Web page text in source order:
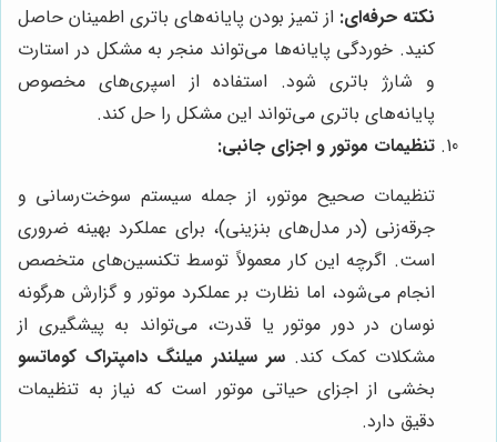
نکته حرفه‌ای: از تمیز بودن پایانه‌های باتری اطمینان حاصل
کنید. خوردگی پایانه‌ها می‌تواند منجر به مشکل در استارت
و شارژ باتری شود. استفاده از اسپری‌های مخصوص
پایانه‌های باتری می‌تواند این مشکل را حل کند.
تنظیمات موتور و اجزای جانبی:
تنظیمات صحیح موتور، از جمله سیستم سوخت‌رسانی و
جرقه‌زنی (در مدل‌های بنزینی)، برای عملکرد بهینه ضروری
است. اگرچه این کار معمولاً توسط تکنسین‌های متخصص
انجام می‌شود، اما نظارت بر عملکرد موتور و گزارش هرگونه
نوسان در دور موتور یا قدرت، می‌تواند به پیشگیری از
مشکلات کمک کند. سر سیلندر میلنگ دامپتراک کوماتسو
بخشی از اجزای حیاتی موتور است که نیاز به تنظیمات
دقیق دارد.